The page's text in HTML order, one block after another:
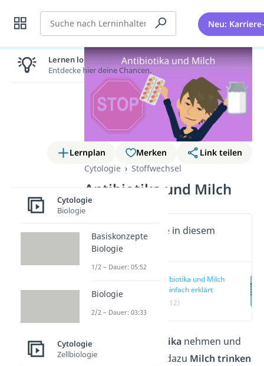
Suche Neu:
Lernplan Merken
Link teilen
Cytologie
Stoffwechsel
Antibiotika und Milch
Wichtige Inhalte in diesem
Video
Antibiotika und Milch
— einfach erklärt
(00:12)
Du musst Antibiotika nehmen und
fragst dich, ob du dazu Milch trinken
Lernen lohnt sich!
Entdecke hier deine Chancen.
Cytologie
Biologie
Basiskonzepte
Biologie
1/2 – Dauer: 05:52
Biologie
2/2 – Dauer: 03:33
Cytologie
Zellbiologie